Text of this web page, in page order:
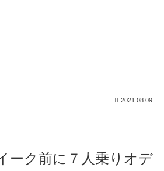
2021.08.09
ーク前に７人乗りオデ